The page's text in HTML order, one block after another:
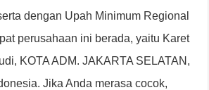
dengan Upah Minimum Regional
perusahaan ini berada, yaitu Karet
KOTA ADM. JAKARTA SELATAN,
Jika Anda merasa cocok,